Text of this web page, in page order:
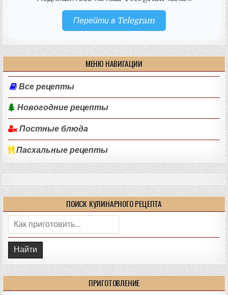
Перейти в Telegram
МЕНЮ НАВИГАЦИИ
Все рецепты
Новогодние рецепты
Постные блюда
Пасхальные рецепты
ПОИСК КУЛИНАРНОГО РЕЦЕПТА
Поиск:
ПРИГОТОВЛЕНИЕ